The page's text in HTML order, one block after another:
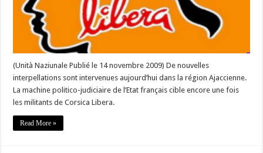
@Corsica_Libera
réagit
et
appelle
(Unità Naziunale Publié le 14 novembre 2009) De nouvelles
interpellations sont intervenues aujourd’hui dans la région Ajaccienne.
La machine politico-judiciaire de l’Etat français cible encore une fois
les militants de Corsica Libera.
Read More »